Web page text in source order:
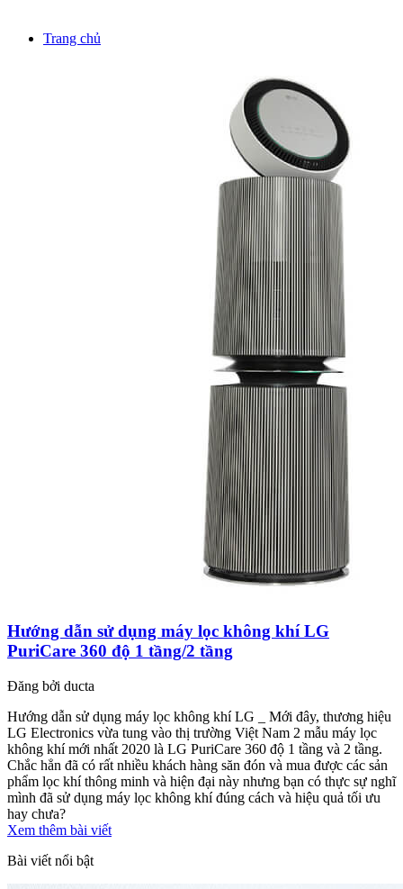
Trang chủ
Hướng dẫn sử dụng máy lọc không khí LG
PuriCare 360 độ 1 tầng/2 tầng
Đăng bởi ducta
Hướng dẫn sử dụng máy lọc không khí LG _ Mới đây, thương hiệu
LG Electronics vừa tung vào thị trường Việt Nam 2 mẫu máy lọc
không khí mới nhất 2020 là LG PuriCare 360 độ 1 tầng và 2 tầng.
Chắc hẳn đã có rất nhiều khách hàng săn đón và mua được các sản
phẩm lọc khí thông minh và hiện đại này nhưng bạn có thực sự nghĩ
mình đã sử dụng máy lọc không khí đúng cách và hiệu quả tối ưu
hay chưa?
Xem thêm bài viết
Bài viết nổi bật